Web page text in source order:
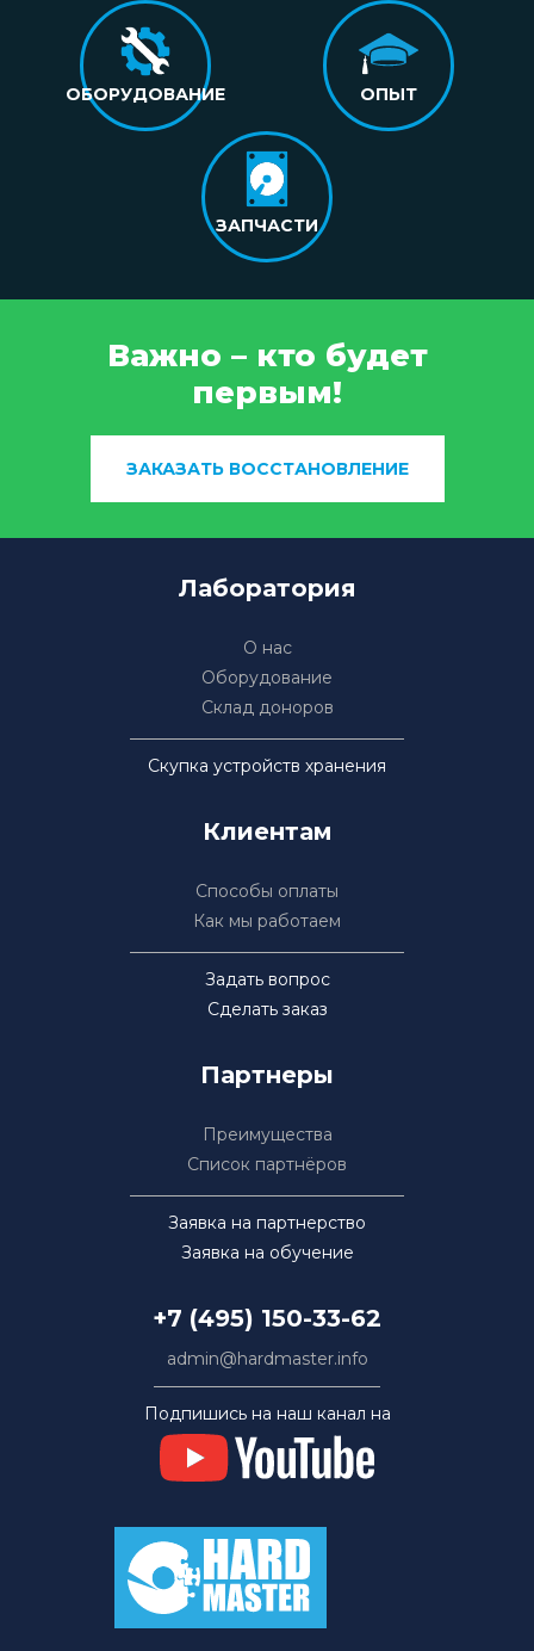
ОБОРУДОВАНИЕ ОПЫТ
ЗАПЧАСТИ
Важно – кто будет
первым!
ЗАКАЗАТЬ ВОССТАНОВЛЕНИЕ
Лаборатория
О нас
Оборудование
Склад доноров
Скупка устройств хранения
Клиентам
Способы оплаты
Как мы работаем
Задать вопрос
Сделать заказ
Партнеры
Преимущества
Список партнёров
Заявка на партнерство
Заявка на обучение
+7 (495) 150-33-62
admin@hardmaster.info
Подпишись на наш канал на